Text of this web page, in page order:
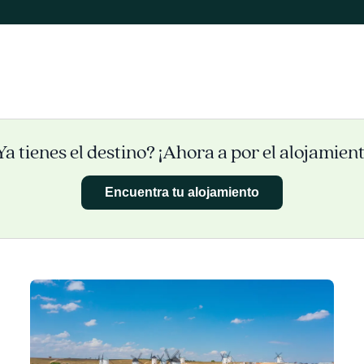
tienes el destino? ¡Ahora a por el
Encuentra tu alojamiento